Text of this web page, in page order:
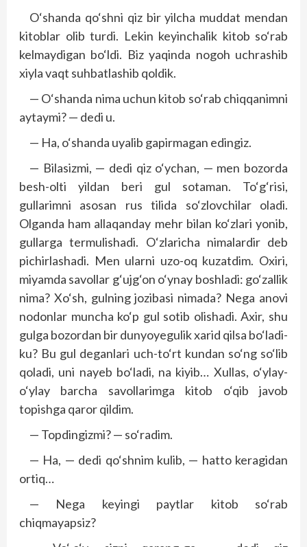
O‘shanda qo‘shni qiz bir yilcha muddat mendan
kitoblar olib turdi. Lekin keyinchalik kitob so‘rab
kelmaydigan bo‘ldi. Biz yaqinda nogoh uchrashib
xiyla vaqt suhbatlashib qoldik.
— O‘shanda nima uchun kitob so‘rab chiqqanimni
aytaymi? — dedi u.
— Ha, o‘shanda uyalib gapirmagan edingiz.
— Bilasizmi, — dedi qiz o‘ychan, — men bozorda
besh-olti yildan beri gul sotaman. To‘g‘risi,
gullarimni asosan rus tilida so‘zlovchilar oladi.
Olganda ham allaqanday mehr bilan ko‘zlari yonib,
gullarga termulishadi. O‘zlaricha nimalardir deb
pichirlashadi. Men ularni uzo-oq kuzatdim. Oxiri,
miyamda savollar g‘ujg‘on o‘ynay boshladi: go‘zallik
nima? Xo‘sh, gulning jozibasi nimada? Nega anovi
nodonlar muncha ko‘p gul sotib olishadi. Axir, shu
gulga bozordan bir dunyoyegulik xarid qilsa bo‘ladi-
ku? Bu gul deganlari uch-to‘rt kundan so‘ng so‘lib
qoladi, uni nayeb bo‘ladi, na kiyib… Xullas, o‘ylay-
o‘ylay barcha savollarimga kitob o‘qib javob
topishga qaror qildim.
— Topdingizmi? — so‘radim.
— Ha, — dedi qo‘shnim kulib, — hatto keragidan
ortiq…
— Nega keyingi paytlar kitob so‘rab
chiqmayapsiz?